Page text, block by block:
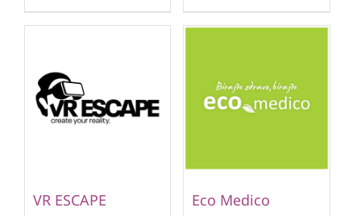
VR ESCAPE Eco Medico